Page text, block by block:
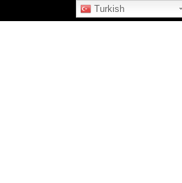
”Korpiklaani” Röportajı
Turkish